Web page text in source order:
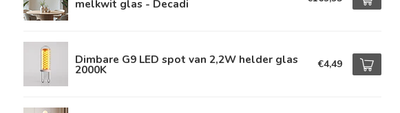
melkwit glas - Decadi
Dimbare G9 LED spot van 2,2W helder glas
2000K €4,49